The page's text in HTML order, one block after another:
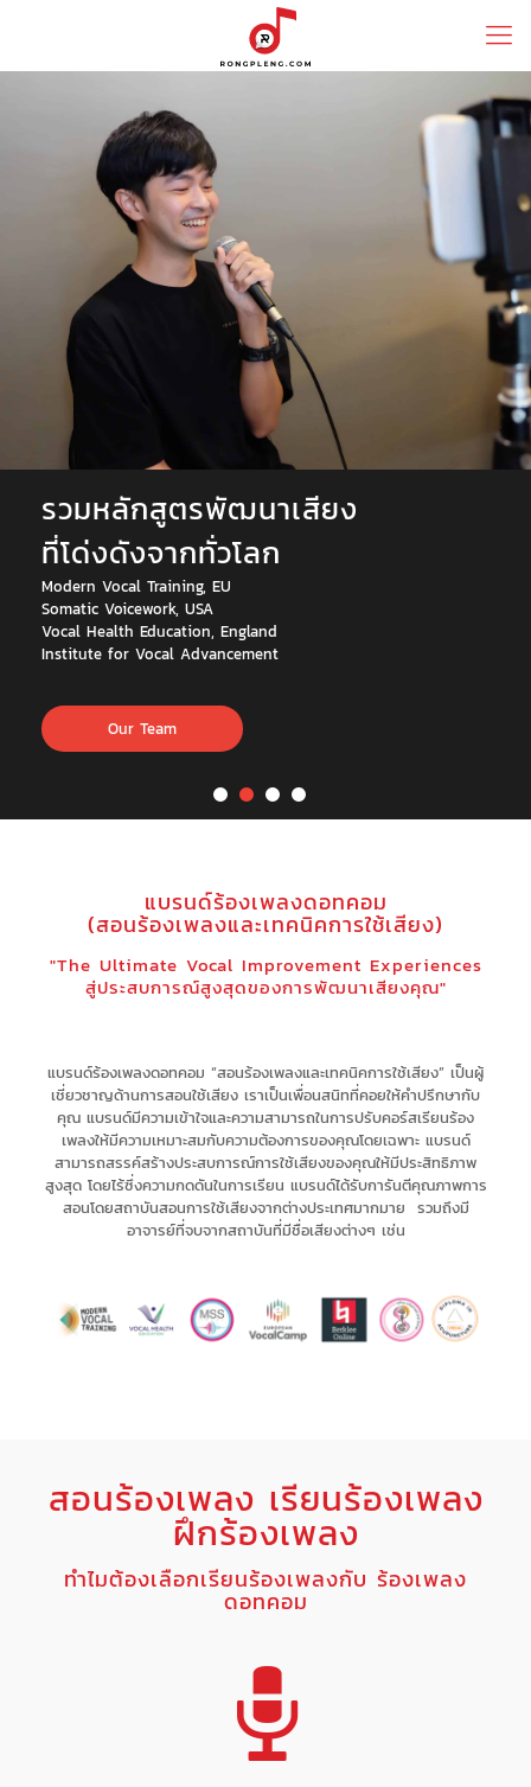
รวมหลักสูตรพัฒนาเสียง
ที่โด่งดังจากทั่วโลก
Modern Vocal Training, EU
Somatic Voicework, USA
Vocal Health Education, England
Institute for Vocal Advancement
Our Team
แบรนด์ร้องเพลงดอทคอม
(สอนร้องเพลงและเทคนิคการใช้เสียง)
"The Ultimate Vocal Improvement Experiences
สู่ประสบการณ์สูงสุดของการพัฒนาเสียงคุณ"
แบรนด์ร้องเพลงดอทคอม “สอนร้องเพลงและเทคนิคการใช้เสียง” เป็นผู้
เชี่ยวชาญด้านการสอนใช้เสียง เราเป็นเพื่อนสนิทที่คอยให้คำปรึกษากับ
คุณ แบรนด์มีความเข้าใจและความสามารถในการปรับคอร์สเรียนร้อง
เพลงให้มีความเหมาะสมกับความต้องการของคุณโดยเฉพาะ แบรนด์
สามารถสรรค์สร้างประสบการณ์การใช้เสียงของคุณให้มีประสิทธิภาพ
สูงสุด โดยไร้ซึ่งความกดดันในการเรียน แบรนด์ได้รับการันตีคุณภาพการ
สอนโดยสถาบันสอนการใช้เสียงจากต่างประเทศมากมาย รวมถึงมี
อาจารย์ที่จบจากสถาบันที่มีชื่อเสียงต่างๆ เช่น
สอนร้องเพลง เรียนร้องเพลง
ฝึกร้องเพลง
ทำไมต้องเลือกเรียนร้องเพลงกับ ร้องเพลง
ดอทคอม